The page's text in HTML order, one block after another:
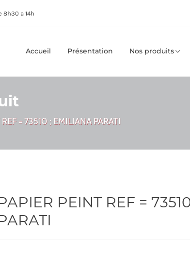
8h30 a 14h
Accueil Présentation Nos produits
= 73510 ; EMILIANA PARATI
PEINT REF =